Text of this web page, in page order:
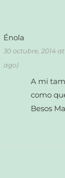
Énola
30 octubre, 2014 at
ago)
A mi
como
Besos